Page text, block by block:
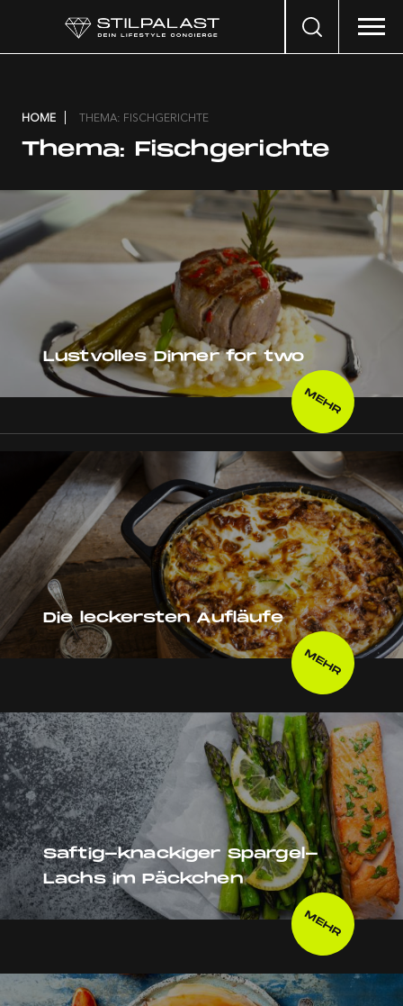
Search
HOME THEMA: FISCHGERICHTE
Thema: Fischgerichte
Lustvolles Dinner for two
MEHR
Die leckersten Aufläufe
MEHR
Saftig-knackiger Spargel-
Lachs im Päckchen
MEHR